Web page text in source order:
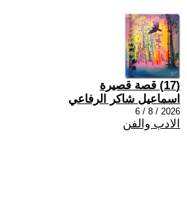
(17) قصة قصيرة
اسماعيل شاكر الرفاعي
2026 / 8 / 6
الادب والفن